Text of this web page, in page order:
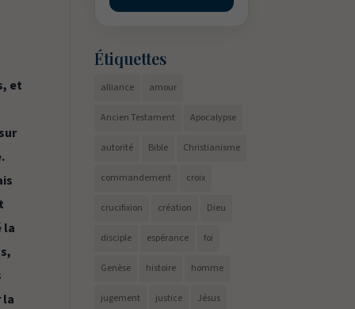
et
la
la
Étiquettes
alliance amour
Ancien Testament Apocalypse
autorité Bible Christianisme
commandement croix
crucifixion création Dieu
disciple espérance foi
Genèse histoire homme
jugement justice Jésus